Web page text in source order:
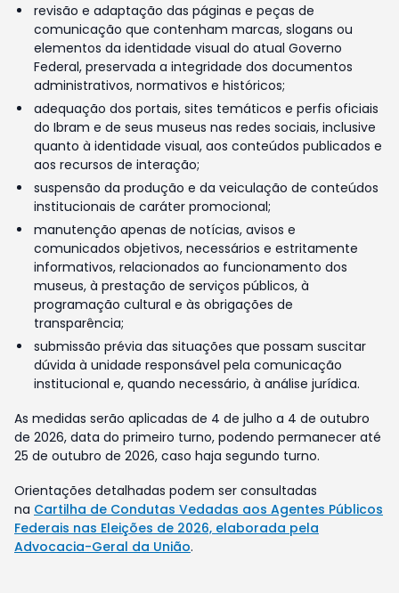
revisão e adaptação das páginas e peças de
comunicação que contenham marcas, slogans ou
elementos da identidade visual do atual Governo
Federal, preservada a integridade dos documentos
administrativos, normativos e históricos;
adequação dos portais, sites temáticos e perfis oficiais
do Ibram e de seus museus nas redes sociais, inclusive
quanto à identidade visual, aos conteúdos publicados e
aos recursos de interação;
suspensão da produção e da veiculação de conteúdos
institucionais de caráter promocional;
manutenção apenas de notícias, avisos e
comunicados objetivos, necessários e estritamente
informativos, relacionados ao funcionamento dos
museus, à prestação de serviços públicos, à
programação cultural e às obrigações de
transparência;
submissão prévia das situações que possam suscitar
dúvida à unidade responsável pela comunicação
institucional e, quando necessário, à análise jurídica.
As medidas serão aplicadas de 4 de julho a 4 de outubro
de 2026, data do primeiro turno, podendo permanecer até
25 de outubro de 2026, caso haja segundo turno.
Orientações detalhadas podem ser consultadas
na Cartilha de Condutas Vedadas aos Agentes Públicos
Federais nas Eleições de 2026, elaborada pela
Advocacia-Geral da União.